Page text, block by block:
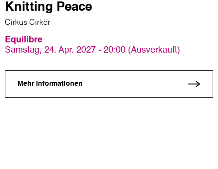
Knitting Peace
Cirkus Cirkör
Equilibre
Samstag, 24. Apr. 2027 - 20:00 (Ausverkauft)
Mehr Informationen